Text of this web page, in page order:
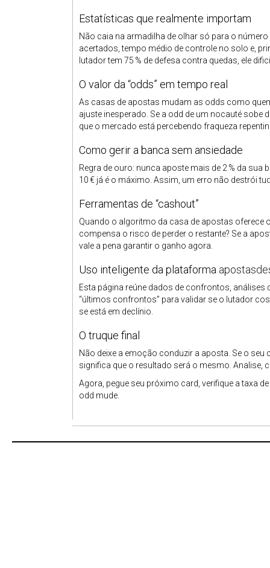
Estatísticas que realmente importam
Não caia na armadilha de olhar só para o
acertados, tempo médio de controle no solo e,
lutador tem 75 % de defesa contra quedas, ele
O valor da “odds” em tempo real
As casas de apostas mudam as odds como
ajuste inesperado. Se a odd de um nocauté
que o mercado está percebendo fraqueza
Como gerir a banca sem ansiedade
Regra de ouro: nunca aposte mais de 2 % da
10 € já é o máximo. Assim, um erro não destrói
Ferramentas de “cashout”
Quando o algoritmo da casa de apostas oferece
compensa o risco de perder o restante? Se a
vale a pena garantir o ganho agora.
Uso inteligente da plataforma
Esta página reúne dados de confrontos, análises
“últimos confrontos” para validar se o lutador
se está em declínio.
O truque final
Não deixe a emoção conduzir a aposta. Se o
significa que o resultado será o mesmo. Analise,
Agora, pegue seu próximo card, verifique a taxa
odd mude.